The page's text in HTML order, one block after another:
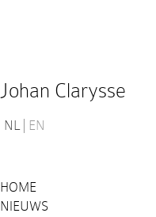
Johan Clarysse
NL EN
HOME
NIEUWS